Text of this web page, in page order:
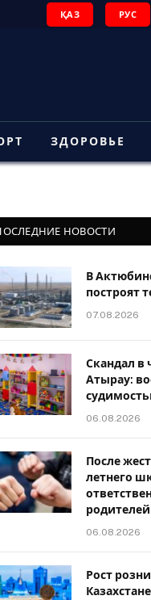
ҚАЗ РУС
ЗДОРОВЬЕ
НОВОСТИ
В
построят
07.08.2026
Скандал в
Атырау:
06.08.2026
После
летнего
06.08.2026
Рост